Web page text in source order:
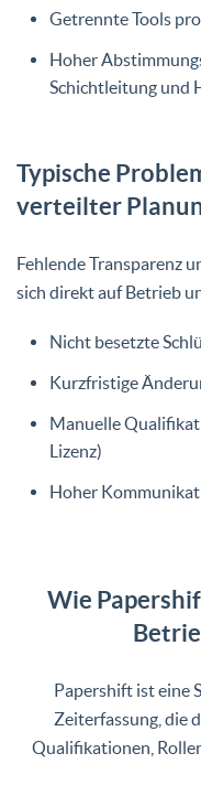
Getrennte Tools
Hoher
Schichtleitung und
Typische
verteilter
Fehlende Transparenz
sich direkt auf Betrieb
Nicht besetzte
Kurzfristige
Manuelle
Lizenz)
Hoher
Wie
Papershift ist eine
Zeiterfassung, die
Qualifikationen,